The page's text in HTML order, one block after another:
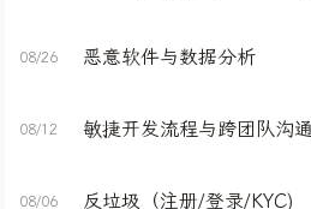
08/26 恶意软件与数据分析
08/12 敏捷开发流程与跨团队沟通
08/06 反垃圾（注册/登录/KYC)